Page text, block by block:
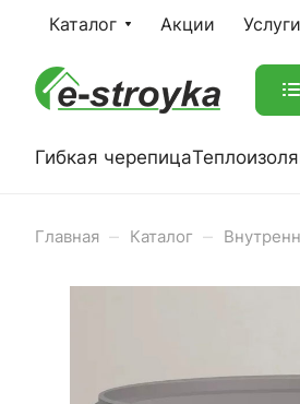
Каталог Акции Услуги
Гибкая черепица
Главная – Каталог –